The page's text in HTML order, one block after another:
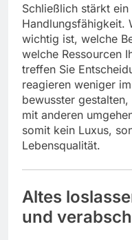
Schließlich stärkt
Handlungsfähigkeit.
wichtig ist, welche
welche Ressourcen
treffen Sie
reagieren weniger
bewusster
mit anderen
somit kein Luxus,
Lebensqualität.
Altes
und